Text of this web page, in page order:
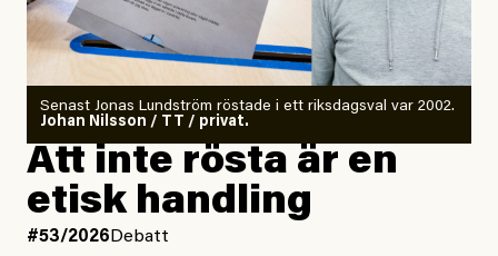
Det finns en väldigt enkel regel inom alla politiska
rörelser när det gäller misstänkta infiltratörer:
Antingen har en bevis på att de är infiltratörer, och då
ska en gå ut med det så fort det bara går för att skydda
rörelsen. Eller så har en inga bevis, bara misstankar,
och då ska en efterforska diskret, just för att inte skapa
oro inom rörelsen.
Senast Jonas Lundström röstade i ett riksdagsval var 2002.
Johan Nilsson / TT / privat.
Att inte rösta är en
etisk handling
#53/2026 Debatt